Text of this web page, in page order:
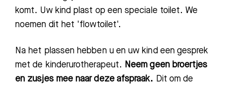
Zoeken
Bezoektijden
komt. Uw kindplast op een speciale toilet. We
noemen dit het 'flowtoilet'.
Na het plassen hebben u en uw kind een gesprek
met de kinderurotherapeut. Neem geen broertjes
en zusjes mee naar deze afspraak. Dit om de